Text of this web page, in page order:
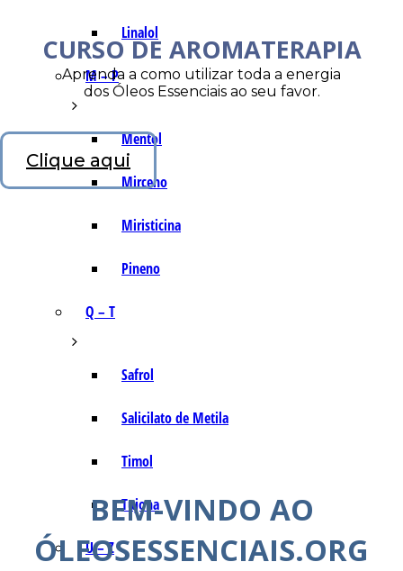
Linalol
M – P
Mentol
Mirceno
Miristicina
Pineno
Q – T
Safrol
Salicilato de Metila
Timol
Tujona
U – Z
CURSO DE AROMATERAPIA
Aprenda a como utilizar toda a energia
dos Óleos Essenciais ao seu favor.
Clique aqui
BEM-VINDO AO
ÓLEOSESSENCIAIS.ORG